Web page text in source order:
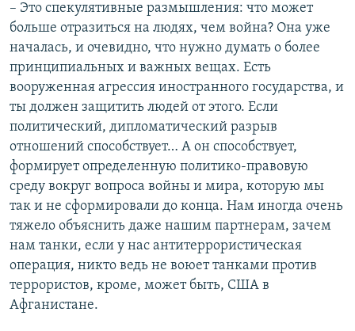
–​ Это спекулятивные размышления: что может
больше отразиться на людях, чем война? Она уже
началась, и очевидно, что нужно думать о более
принципиальных и важных вещах. Есть
вооруженная агрессия иностранного государства, и
ты должен защитить людей от этого. Если
политический, дипломатический разрыв
отношений способствует… А он способствует,
формирует определенную политико-правовую
среду вокруг вопроса войны и мира, которую мы
так и не сформировали до конца. Нам иногда очень
тяжело объяснить даже нашим партнерам, зачем
нам танки, если у нас антитеррористическая
операция, никто ведь не воюет танками против
террористов, кроме, может быть, США в
Афганистане.